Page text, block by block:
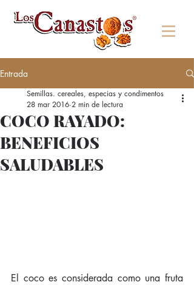
Entrada
COCO RAYADO:
BENEFICIOS
SALUDABLES
Semillas. cereales, especias y condimentos
28 mar 2016 2 min de lectura
El coco es considerada como una fruta